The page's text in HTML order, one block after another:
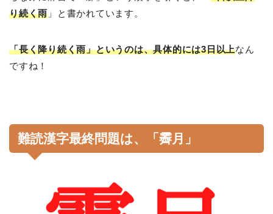
り続く雨 」と書かれています。
「長く降り続く雨」というのは、具体的には3日以上なん
ですね！
難読漢字最終問題は、「霽月」